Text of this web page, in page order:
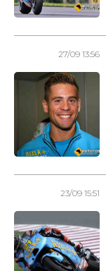
27/09 13:56
23/09 15:51